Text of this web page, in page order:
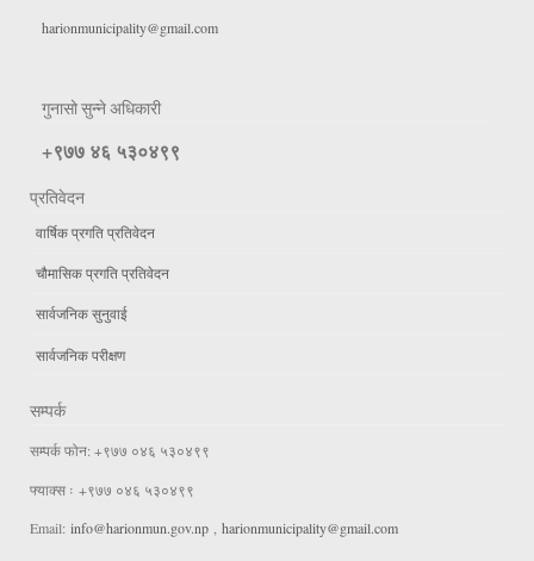
harionmunicipality@gmail.com
गुनासो सुन्ने अधिकारी
+९७७ ४६ ५३०४९९
प्रतिवेदन
वार्षिक प्रगति प्रतिवेदन
चौमासिक प्रगति प्रतिवेदन
सार्वजनिक सुनुवाई
सार्वजनिक परीक्षण
सम्पर्क
सम्पर्क फोन: +९७७ ०४६ ५३०४९९
फ्याक्स ः +९७७ ०४६ ५३०४९९
Email: info@harionmun.gov.np harionmunicipality@gmail.com